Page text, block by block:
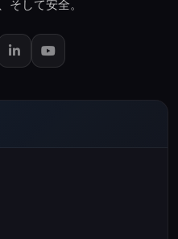
、そして安全。